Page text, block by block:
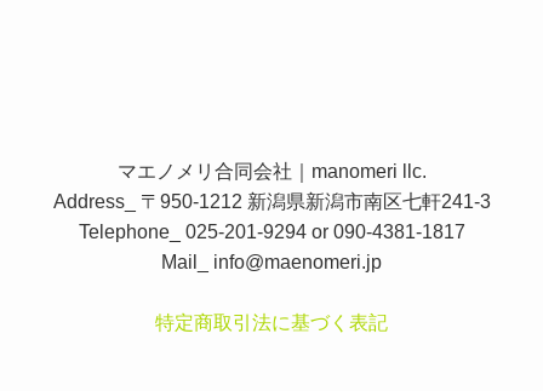
マエノメリ合同会社｜manomeri llc.
Address_ 〒950-1212 新潟県新潟市南区七軒241-3
Telephone_ 025-201-9294 or 090-4381-1817
Mail_ info@maenomeri.jp
特定商取引法に基づく表記